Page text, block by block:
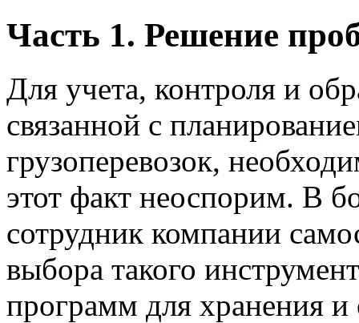
Часть 1. Решение
Для учета, контроля и
связанной с
грузоперевозок,
этот факт неоспорим. В
сотрудник компании
выбора такого
программ для хранения